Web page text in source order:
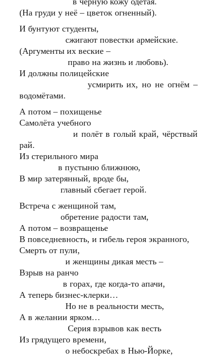
(На груди у неё – цветок огненный).
И бунтуют студенты,
сжигают повестки армейские.
(Аргументы их веские –
право на жизнь и любовь).
И должны полицейские
усмирить их, но не огнём –
водомётами.
А потом – похищенье
Самолёта учебного
и полёт в голый край, чёрствый
рай.
Из стерильного мира
в пустыню ближнюю,
В мир затерянный, вроде бы,
главный сбегает герой.
Встреча с женщиной там,
обретение радости там,
А потом – возвращенье
В повседневность, и гибель героя экранного,
Смерть от пули,
и женщины дикая месть –
Взрыв на ранчо
в горах, где когда-то апачи,
А теперь бизнес-клерки…
Но не в реальности месть,
А в желании ярком…
Серия взрывов как весть
Из грядущего времени,
о небоскребах в Нью-Йорке,